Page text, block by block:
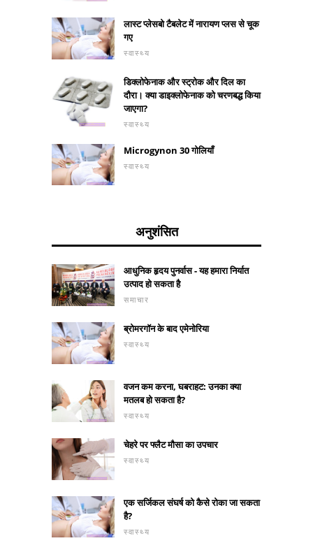
लास्ट प्लेसबो टैबलेट में नारायण प्लस से चूक
गए
स्वास्थ्य
डिक्लोफेनाक और स्ट्रोक और दिल का
दौरा। क्या डाइक्लोफेनाक को चरणबद्ध किया
जाएगा?
स्वास्थ्य
Microgynon 30 गोलियाँ
स्वास्थ्य
अनुशंसित
आधुनिक हृदय पुनर्वास - यह हमारा निर्यात
उत्पाद हो सकता है
समाचार
ब्रोमरगॉन के बाद एमेनोरिया
स्वास्थ्य
वजन कम करना, घबराहट: उनका क्या
मतलब हो सकता है?
स्वास्थ्य
चेहरे पर फ्लैट मौसा का उपचार
स्वास्थ्य
एक सर्जिकल संघर्ष को कैसे रोका जा सकता
है?
स्वास्थ्य